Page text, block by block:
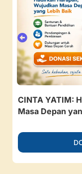
CINTA YATIM:
Masa Depan